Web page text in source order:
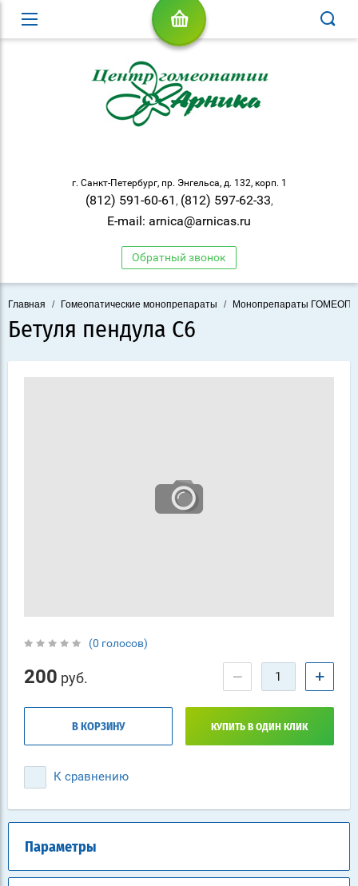
г. Санкт-Петербург, пр. Энгельса, д. 132, корп. 1
(812) 591-60-61 , (812) 597-62-33,
E-mail: arnica@arnicas.ru
Обратный звонок
Главная / Гомеопатические монопрепараты / Монопрепараты
Бетуля пендула С6
(0 голосов)
200 руб. − +
В КОРЗИНУ КУПИТЬ В ОДИН КЛИК
К сравнению
Параметры